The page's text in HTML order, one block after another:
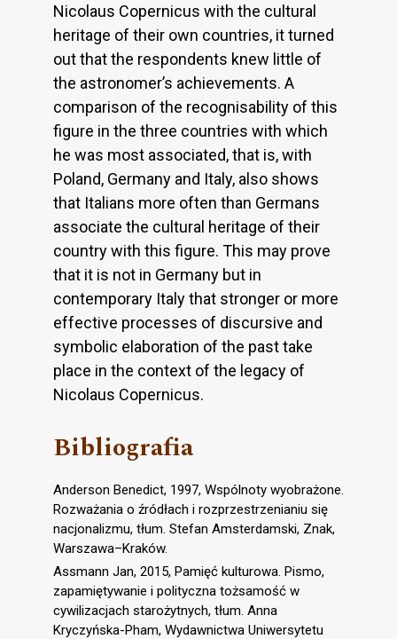
Nicolaus Copernicus with the cultural
heritage of their own countries, it turned
out that the respondents knew little of
the astronomer’s achievements. A
comparison of the recognisability of this
figure in the three countries with which
he was most associated, that is, with
Poland, Germany and Italy, also shows
that Italians more often than Germans
associate the cultural heritage of their
country with this figure. This may prove
that it is not in Germany but in
contemporary Italy that stronger or more
effective processes of discursive and
symbolic elaboration of the past take
place in the context of the legacy of
Nicolaus Copernicus.
Bibliografia
Anderson Benedict, 1997, Wspólnoty wyobrażone.
Rozważania o źródłach i rozprzestrzenianiu się
nacjonalizmu, tłum. Stefan Amsterdamski, Znak,
Warszawa–Kraków.
Assmann Jan, 2015, Pamięć kulturowa. Pismo,
zapamiętywanie i polityczna tożsamość w
cywilizacjach starożytnych, tłum. Anna
Kryczyńska-Pham, Wydawnictwa Uniwersytetu